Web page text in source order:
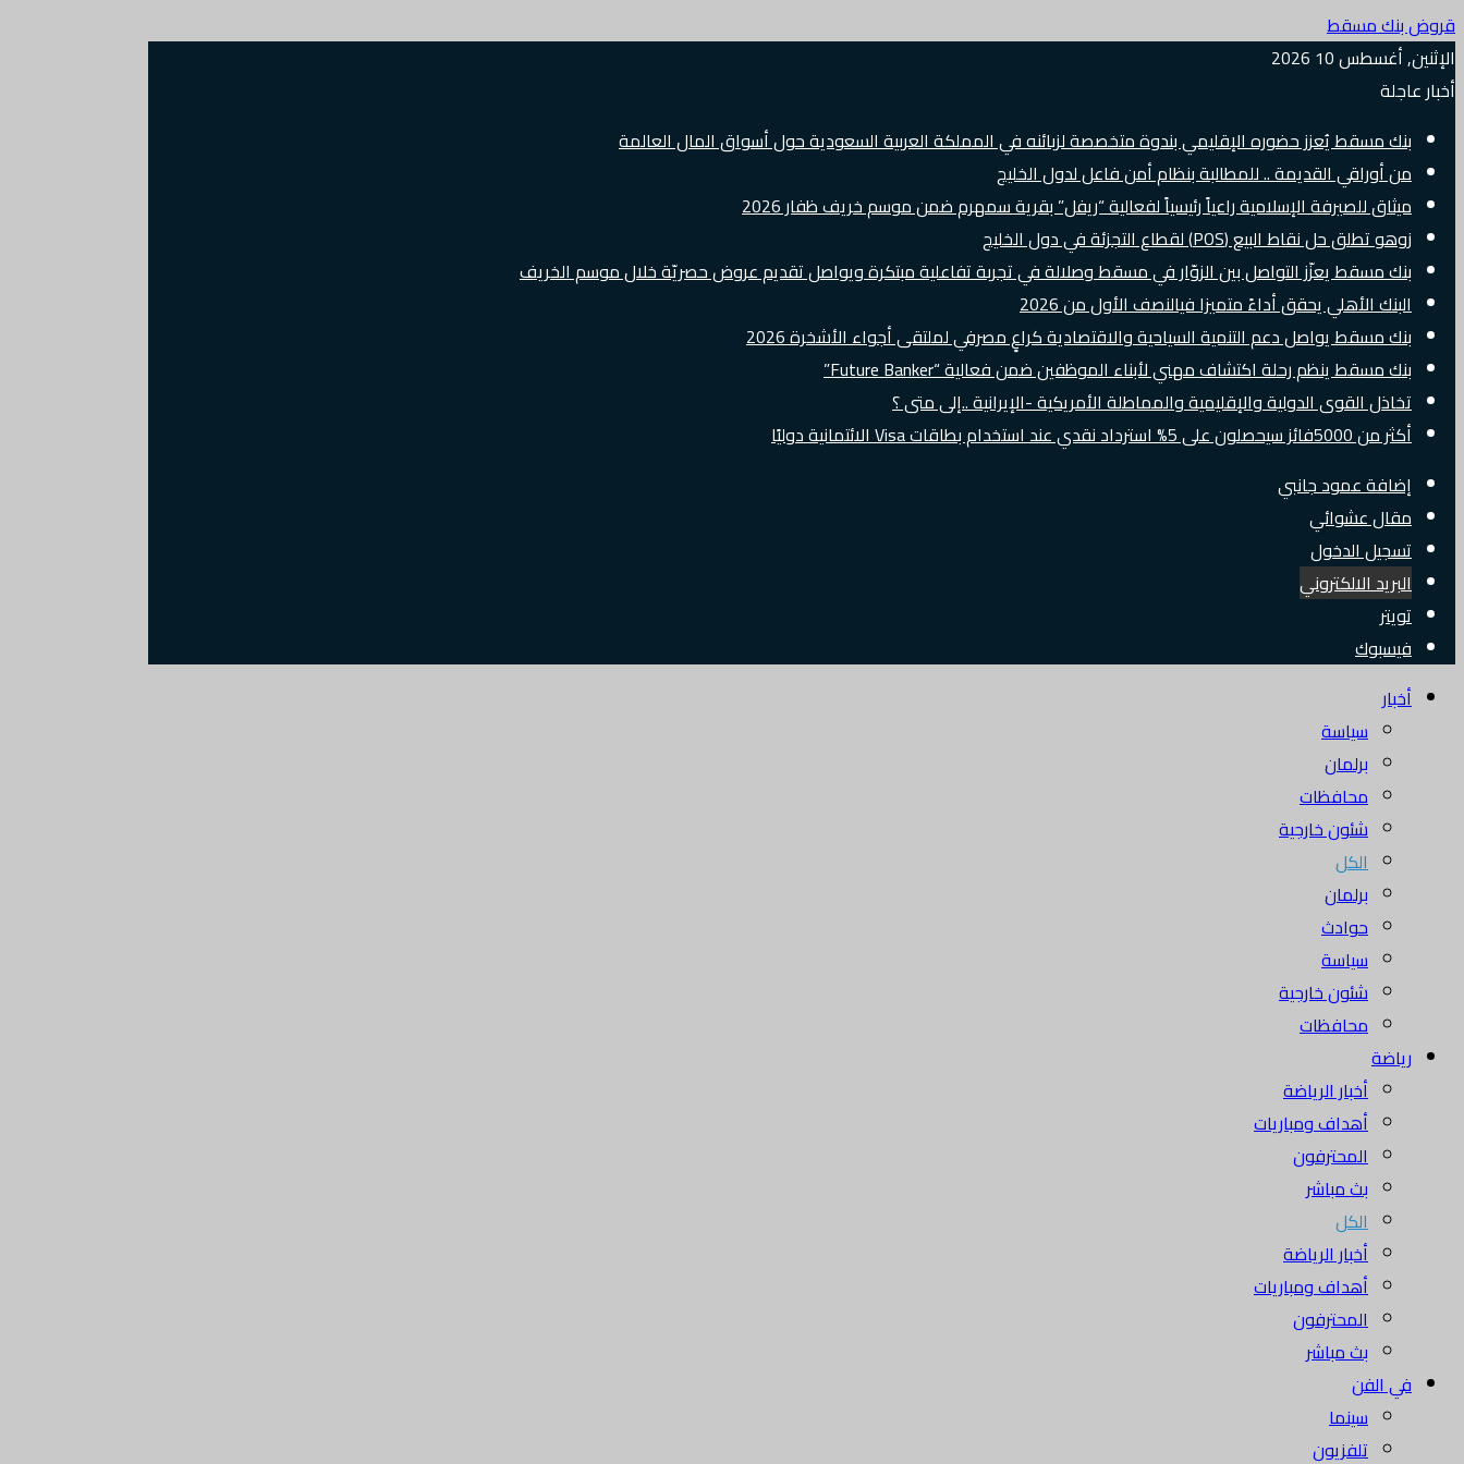
قروض بنك مسقط
الإثنين, أغسطس 10 2026
أخبار عاجلة
بنك مسقط يُعزز حضوره الإقليمي بندوة متخصصة لزبائنه في المملكة العربية السعودية حول أسواق المال العالمة
من أوراقي القديمة .. للمطالبة بنظام أمن فاعل لدول الخليج
ميثاق للصيرفة الإسلامية راعياً رئيسياً لفعالية “ريفل” بقرية سمهرم ضمن موسم خريف ظفار 2026
زوهو تطلق حل نقاط البيع (POS) لقطاع التجزئة في دول الخليج
بنك مسقط يعزّز التواصل بين الزوّار في مسقط وصلالة في تجربة تفاعلية مبتكرة ويواصل تقديم عروض حصريّة خلال موسم الخريف
البنك الأهلي يحقق أداءً متميزا فيالنصف الأول من 2026
بنك مسقط يواصل دعم التنمية السياحية والاقتصادية كراعٍ مصرفي لملتقى أجواء الأشخرة 2026
بنك مسقط ينظم رحلة اكتشاف مهني لأبناء الموظفين ضمن فعالية “Future Banker”
تخاذل القوى الدولية والإقليمية والمماطلة الأمريكية -الإيرانية ..إلى متى ؟
أكثر من 5000فائز سيحصلون على 5% استرداد نقدي عند استخدام بطاقات Visa الائتمانية دوليًا
إضافة عمود جانبي
مقال عشوائي
تسجيل الدخول
البريد الالكتروني
تويتر
فيسبوك
أخبار
سياسة
برلمان
محافظات
شئون خارجية
الكل
برلمان
حوادث
سياسة
شئون خارجية
محافظات
رياضة
أخبار الرياضة
أهداف ومباريات
المحترفون
بث مباشر
الكل
أخبار الرياضة
أهداف ومباريات
المحترفون
بث مباشر
في الفن
سينما
تلفزيون